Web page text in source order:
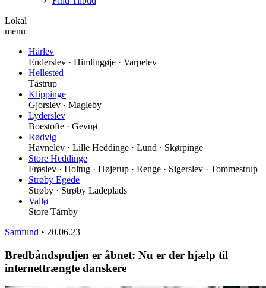
Lokal
menu
Hårlev
Enderslev · Himlingøje · Varpelev
Hellested
Tåstrup
Klippinge
Gjorslev · Magleby
Lyderslev
Boestofte · Gevnø
Rødvig
Havnelev · Lille Heddinge · Lund · Skørpinge
Store Heddinge
Frøslev · Holtug · Højerup · Renge · Sigerslev · Tommestrup
Strøby Egede
Strøby · Strøby Ladeplads
Vallø
Store Tårnby
Samfund • 20.06.23
Bredbåndspuljen er åbnet: Nu er der hjælp til
internettrængte danskere